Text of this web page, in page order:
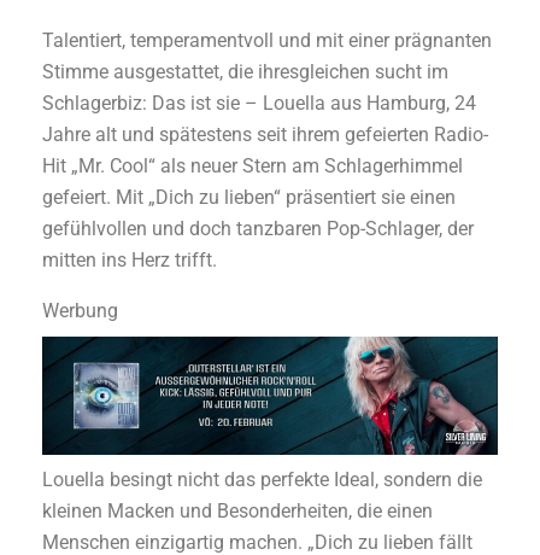
Talentiert, temperamentvoll und mit einer prägnanten
Stimme ausgestattet, die ihresgleichen sucht im
Schlagerbiz: Das ist sie – Louella aus Hamburg, 24
Jahre alt und spätestens seit ihrem gefeierten Radio-
Hit „Mr. Cool“ als neuer Stern am Schlagerhimmel
gefeiert. Mit „Dich zu lieben“ präsentiert sie einen
gefühlvollen und doch tanzbaren Pop-Schlager, der
mitten ins Herz trifft.
Werbung
Louella besingt nicht das perfekte Ideal, sondern die
kleinen Macken und Besonderheiten, die einen
Menschen einzigartig machen. „Dich zu lieben fällt